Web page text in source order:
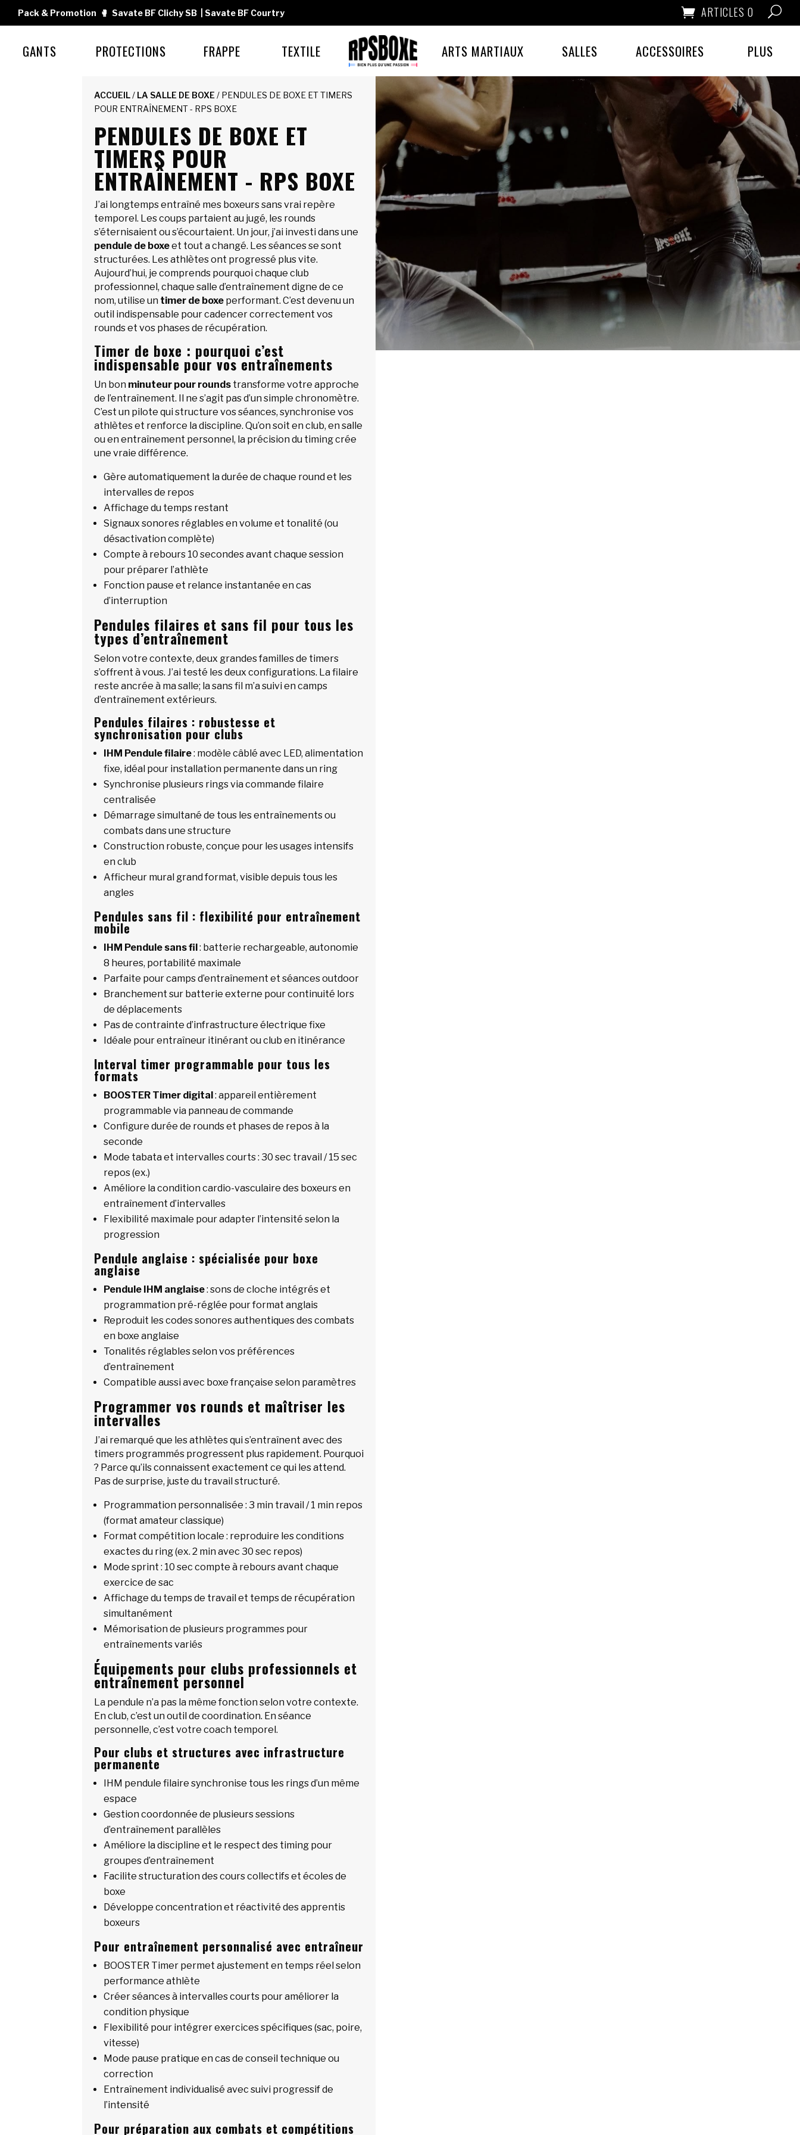
Pack & Promotion 🥊 Savate BF Clichy SB Savate BF Courtry ARTICLES 0
GANTS PROTECTIONS FRAPPE TEXTILE ARTS MARTIAUX SALLES ACCESSOIRES PLUS
ACCUEIL/ LA SALLE DE BOXE / PENDULES DE BOXE ET TIMERS
POUR ENTRAÎNEMENT - RPS BOXE
PENDULES DE BOXE ET
TIMERS POUR
ENTRAÎNEMENT - RPS BOXE
J’ai longtemps entraîné mes boxeurs sans vrai repère
temporel. Les coups partaient au jugé, les rounds
s’éternisaient ou s’écourtaient. Un jour, j’ai investi dans une
pendule de boxeet tout a changé. Les séances se sont
structurées. Les athlètes ont progressé plus vite.
Aujourd’hui, je comprends pourquoi chaque club
professionnel, chaque salle d’entraînement digne de ce
nom, utilise un timer de boxeperformant. C’est devenu un
outil indispensable pour cadencer correctement vos
rounds et vos phases de récupération.
Timer de boxe : pourquoi c’est
indispensable pour vos entraînements
Un bon minuteur pour roundstransforme votre approche
de l’entraînement. Il ne s’agit pas d’un simple chronomètre.
C’est un pilote qui structure vos séances, synchronise vos
athlètes et renforce la discipline. Qu’on soit en club, en salle
ou en entraînement personnel, la précision du timing crée
une vraie différence.
Gère automatiquement la durée de chaque round et les
intervalles de repos
Affichage du temps restant
Signaux sonores réglables en volume et tonalité (ou
désactivation complète)
Compte à rebours 10 secondes avant chaque session
pour préparer l’athlète
Fonction pause et relance instantanée en cas
d’interruption
Pendules filaires et sans fil pour tous les
types d’entraînement
Selon votre contexte, deux grandes familles de timers
s’offrent à vous. J’ai testé les deux configurations. La filaire
reste ancrée à ma salle; la sans fil m’a suivi en camps
d’entraînement extérieurs.
Pendules filaires : robustesse et
synchronisation pour clubs
IHM Pendule filaire: modèle câblé avec LED, alimentation
fixe, idéal pour installation permanente dans un ring
Synchronise plusieurs rings via commande filaire
centralisée
Démarrage simultané de tous les entraînements ou
combats dans une structure
Construction robuste, conçue pour les usages intensifs
en club
Afficheur mural grand format, visible depuis tous les
angles
Pendules sans fil : flexibilité pour entraînement
mobile
IHM Pendule sans fil: batterie rechargeable, autonomie
8 heures, portabilité maximale
Parfaite pour camps d’entraînement et séances outdoor
Branchement sur batterie externe pour continuité lors
de déplacements
Pas de contrainte d’infrastructure électrique fixe
Idéale pour entraîneur itinérant ou club en itinérance
Interval timer programmable pour tous les
formats
BOOSTER Timer digital: appareil entièrement
programmable via panneau de commande
Configure durée de rounds et phases de repos à la
seconde
Mode tabata et intervalles courts : 30 sec travail / 15 sec
repos (ex.)
Améliore la condition cardio-vasculaire des boxeurs en
entraînement d’intervalles
Flexibilité maximale pour adapter l’intensité selon la
progression
Pendule anglaise : spécialisée pour boxe
anglaise
Pendule IHM anglaise: sons de cloche intégrés et
programmation pré-réglée pour format anglais
Reproduit les codes sonores authentiques des combats
en boxe anglaise
Tonalités réglables selon vos préférences
d’entraînement
Compatible aussi avec boxe française selon paramètres
Programmer vos rounds et maîtriser les
intervalles
J’ai remarqué que les athlètes qui s’entraînent avec des
timers programmés progressent plus rapidement. Pourquoi
? Parce qu’ils connaissent exactement ce qui les attend.
Pas de surprise, juste du travail structuré.
Programmation personnalisée : 3 min travail / 1 min repos
(format amateur classique)
Format compétition locale : reproduire les conditions
exactes du ring (ex. 2 min avec 30 sec repos)
Mode sprint : 10 sec compte à rebours avant chaque
exercice de sac
Affichage du temps de travail et temps de récupération
simultanément
Mémorisation de plusieurs programmes pour
entraînements variés
Équipements pour clubs professionnels et
entraînement personnel
La pendule n’a pas la même fonction selon votre contexte.
En club, c’est un outil de coordination. En séance
personnelle, c’est votre coach temporel.
Pour clubs et structures avec infrastructure
permanente
IHM pendule filaire synchronise tous les rings d’un même
espace
Gestion coordonnée de plusieurs sessions
d’entraînement parallèles
Améliore la discipline et le respect des timing pour
groupes d’entraînement
Facilite structuration des cours collectifs et écoles de
boxe
Développe concentration et réactivité des apprentis
boxeurs
Pour entraînement personnalisé avec entraîneur
BOOSTER Timer permet ajustement en temps réel selon
performance athlète
Créer séances à intervalles courts pour améliorer la
condition physique
Flexibilité pour intégrer exercices spécifiques (sac, poire,
vitesse)
Mode pause pratique en cas de conseil technique ou
correction
Entraînement individualisé avec suivi progressif de
l’intensité
Pour préparation aux combats et compétitions